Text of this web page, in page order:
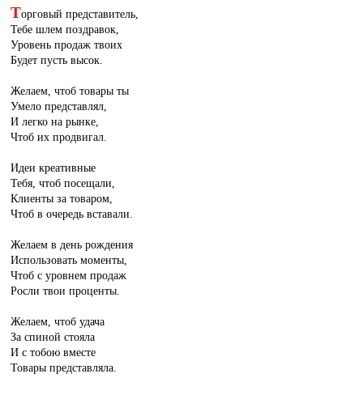
Торговый представитель,
Тебе шлем поздравок,
Уровень продаж твоих
Будет пусть высок.
Желаем, чтоб товары ты
Умело представлял,
И легко на рынке,
Чтоб их продвигал.
Идеи креативные
Тебя, чтоб посещали,
Клиенты за товаром,
Чтоб в очередь вставали.
Желаем в день рождения
Использовать моменты,
Чтоб с уровнем продаж
Росли твои проценты.
Желаем, чтоб удача
За спиной стояла
И с тобою вместе
Товары представляла.